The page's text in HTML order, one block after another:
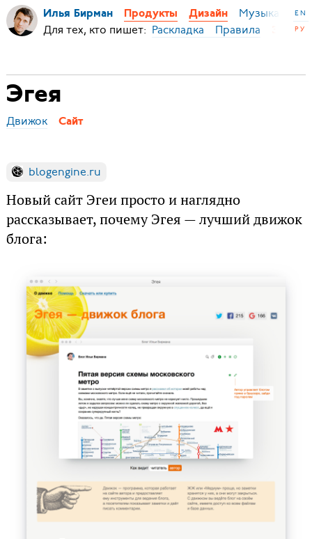
Илья Бирман Продукты Дизайн Музыка
EN
РУ
Для тех, кто пишет: Раскладка Правила Эгея
Эгея
Движок Сайт
blogengine.ru
Новый сайт Эгеи просто и наглядно
рассказывает, почему Эгея — лучший движок
блога: